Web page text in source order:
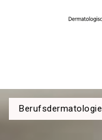
Berufsdermatologie